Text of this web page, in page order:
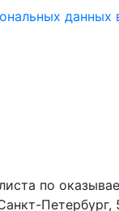
данных
по
Петербург,